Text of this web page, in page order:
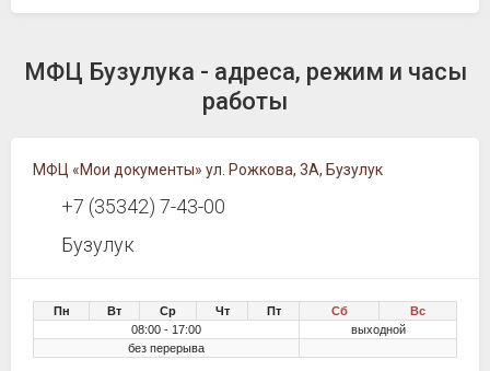
МФЦ Бузулука - адреса, режим и часы
работы
МФЦ «Мои документы» ул. Рожкова, 3А, Бузулук
+7 (35342) 7-43-00
Бузулук
Пн Вт Ср Чт Пт Сб
Вс
08:00 - 17:00
выходной
без перерыва